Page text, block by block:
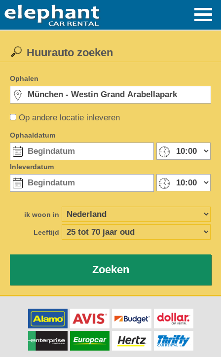
Op andere locatie inleveren
Huurauto zoeken
Ophalen
Ophaaldatum
Inleverdatum
ik woon in
Leeftijd
Zoeken